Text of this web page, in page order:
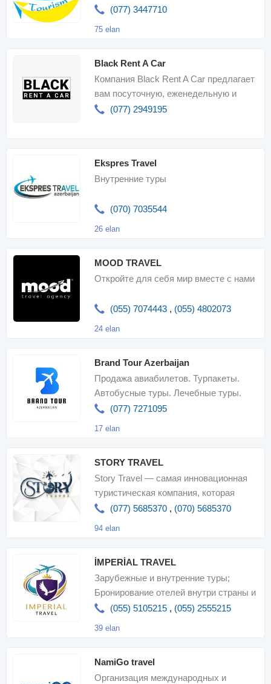
Транспортные услуги. Посещение
(077) 3447710
75 elan
Black Rent A Car
Компания Black Rent A Car предлагает
вам посуточную, еженедельную и
ежемесячную аренду полностью
(077) 2949195
Ekspres Travel
Внутренние туры
(070) 7035544
26 elan
MOOD TRAVEL
Откройте для себя мир вместе с нами
(055) 7074443 , (055) 4802073
24 elan
Brand Tour Azerbaijan
Продажа авиабилетов. Турпакеты.
Автобусные туры. Лечебные туры.
Организация школьных туров.
(077) 7271095
17 elan
STORY TRAVEL
Story Travel — самая инновационная
туристическая компания, которая
предоставляет вам множество
(077) 5685370 , (070) 5685370
94 elan
İMPERİAL TRAVEL
Зарубежные и внутренние туры;
Бронирование отелей внутри страны и
по всему миру, Продажа авиабилетов
(055) 5105215 , (055) 2555215
39 elan
NamiGo travel
Организация международных и